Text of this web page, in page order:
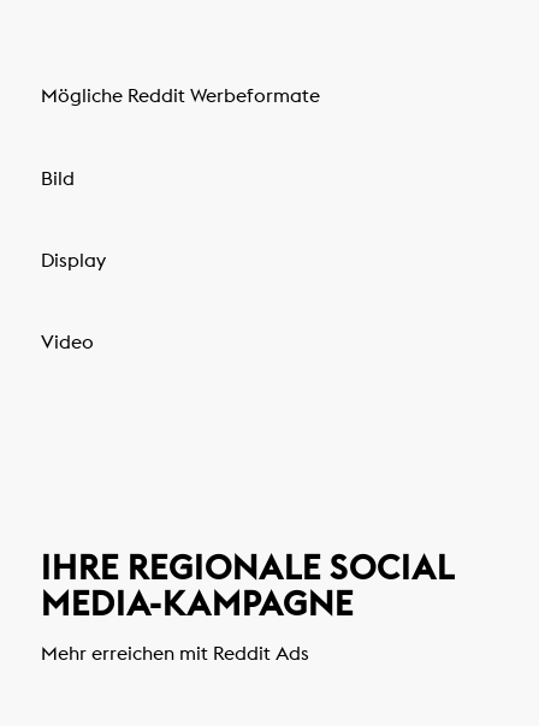
Mögliche Reddit Werbeformate
Bild
Display
Video
IHRE REGIONALE SOCIAL
MEDIA-KAMPAGNE
Mehr erreichen mit Reddit Ads